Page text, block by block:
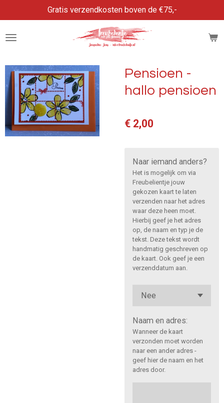
direct
naar
Gratis verzendkosten boven de €75,-
Pensioen -
hallo pensioen
€ 2,00
Naar iemand anders?
Het is mogelijk om via
Freubelientje jouw
gekozen kaart te laten
verzenden naar het adres
waar deze heen moet.
Hierbij geef je het adres
op, de naam en typ je de
tekst. Deze tekst wordt
handmatig geschreven op
de kaart. Ook geef je een
verzenddatum aan.
Naam en adres:
Wanneer de kaart
verzonden moet worden
naar een ander adres -
geef hier de naam en het
adres door.